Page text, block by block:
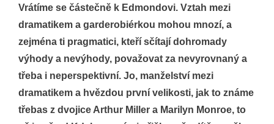
Vrátíme se částečně k Edmondovi. Vztah mezi
dramatikem a garderobiérkou mohou mnozí, a
zejména ti pragmatici, kteří sčítají dohromady
výhody a nevýhody, považovat za nevyrovnaný a
třeba i neperspektivní. Jo, manželství mezi
dramatikem a hvězdou první velikosti, jak to známe
třebas z dvojice Arthur Miller a Marilyn Monroe, to